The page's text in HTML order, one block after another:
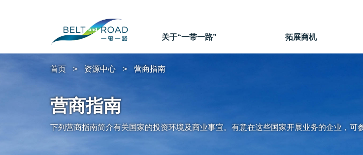
关于“一带一路” 拓展商机
首页 资源中心 营商指南
营商指南
下列营商指南简介有关国家的投资环境及商业事宜。有意在这些国家开展业务的企业，可